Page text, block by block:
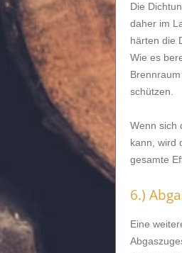
Die
daher im
härten die
Wie es
schützen.
Wenn sich
kann, wird
gesamte
6.)
Eine